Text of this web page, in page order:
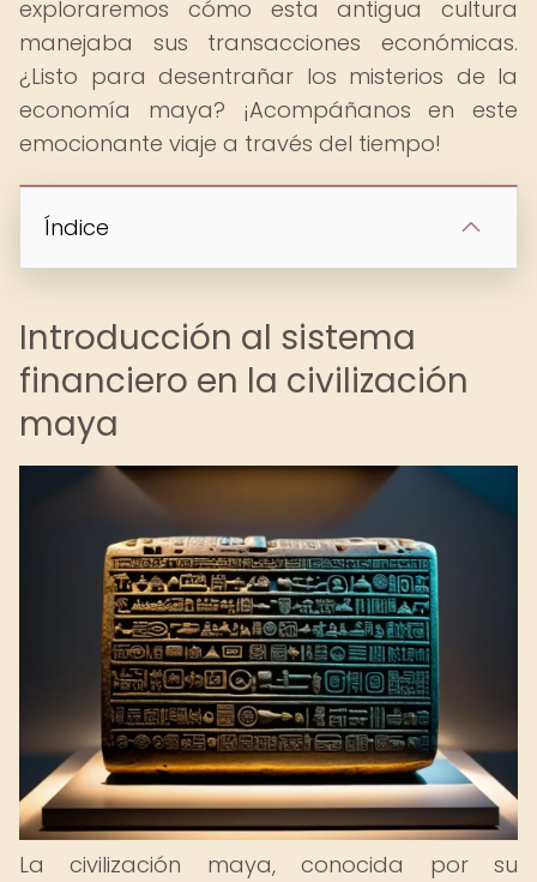
exploraremos cómo esta antigua cultura
manejaba sus transacciones económicas.
¿Listo para desentrañar los misterios de la
economía maya? ¡Acompáñanos en este
emocionante viaje a través del tiempo!
Índice
Introducción al sistema
financiero en la civilización
maya
La civilización maya, conocida por su